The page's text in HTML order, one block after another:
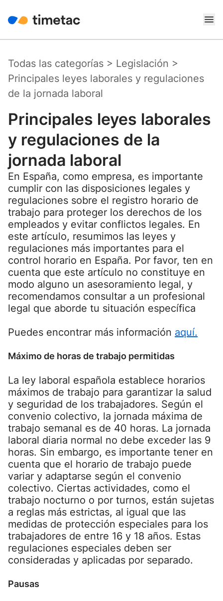
Todas las categorías > Legislación >
Principales leyes laborales y regulaciones
de la jornada laboral
Principales leyes laborales
y regulaciones de la
jornada laboral
En España, como empresa, es importante
cumplir con las disposiciones legales y
regulaciones sobre el registro horario de
trabajo para proteger los derechos de los
empleados y evitar conflictos legales. En
este artículo, resumimos las leyes y
regulaciones más importantes para el
control horario en España. Por favor, ten en
cuenta que este artículo no constituye en
modo alguno un asesoramiento legal, y
recomendamos consultar a un profesional
legal que aborde tu situación específica
Puedes encontrar más información aquí.
Máximo de horas de trabajo permitidas
La ley laboral española establece horarios
máximos de trabajo para garantizar la salud
y seguridad de los trabajadores. Según el
convenio colectivo, la jornada máxima de
trabajo semanal es de 40 horas. La jornada
laboral diaria normal no debe exceder las 9
horas. Sin embargo, es importante tener en
cuenta que el horario de trabajo puede
variar y adaptarse según el convenio
colectivo. Ciertas actividades, como el
trabajo nocturno o por turnos, están sujetas
a reglas más estrictas, al igual que las
medidas de protección especiales para los
trabajadores de entre 16 y 18 años. Estas
regulaciones especiales deben ser
consideradas y aplicadas por separado.
Pausas